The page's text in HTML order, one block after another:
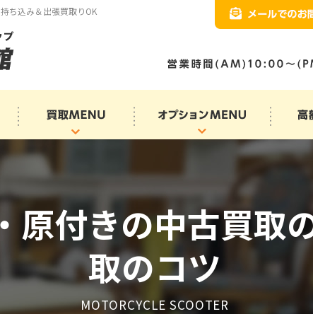
ち込み＆出張買取りOK
原付きの中古買取
取のコツ
MOTORCYCLE SCOOTER